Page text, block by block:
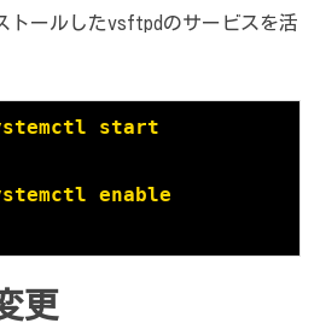
トールしたvsftpdのサービスを活
start
enable
更